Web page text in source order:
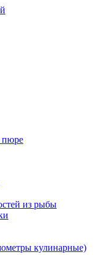
пюре
из рыбы
кулинарные)